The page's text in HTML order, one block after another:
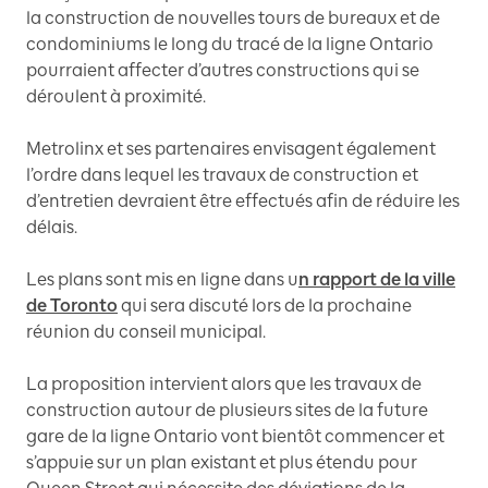
la construction de nouvelles tours de bureaux et de
condominiums le long du tracé de la ligne Ontario
pourraient affecter d’autres constructions qui se
déroulent à proximité.
Metrolinx et ses partenaires envisagent également
l’ordre dans lequel les travaux de construction et
d’entretien devraient être effectués afin de réduire les
délais.
Les plans sont mis en ligne dans un rapport de la ville
de Toronto qui sera discuté lors de la prochaine
réunion du conseil municipal.
La proposition intervient alors que les travaux de
construction autour de plusieurs sites de la future
gare de la ligne Ontario vont bientôt commencer et
s’appuie sur un plan existant et plus étendu pour